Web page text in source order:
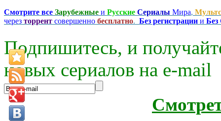
Смотрите все Зарубежные и Русские Сериалы Мира,
через торрент совершенно бесплатно. Без регистрации и
Подпишитесь, и
новых сериалов на e-mаil